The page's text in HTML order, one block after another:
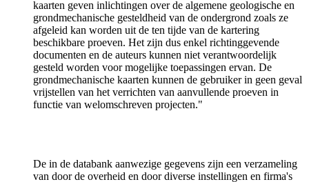
kaarten geven inlichtingen over de algemene geologische en
grondmechanische gesteldheid van de ondergrond zoals ze
afgeleid kan worden uit de ten tijde van de kartering
beschikbare proeven. Het zijn dus enkel richtinggevende
documenten en de auteurs kunnen niet verantwoordelijk
gesteld worden voor mogelijke toepassingen ervan. De
grondmechanische kaarten kunnen de gebruiker in geen geval
vrijstellen van het verrichten van aanvullende proeven in
functie van welomschreven projecten."
De in de databank aanwezige gegevens zijn een verzameling
van door de overheid en door diverse instellingen en firma's